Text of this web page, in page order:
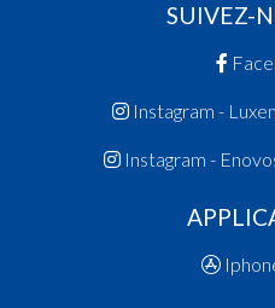
SUIVEZ-
Instagram -
Instagram -